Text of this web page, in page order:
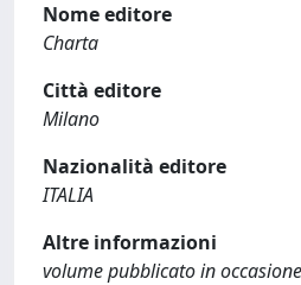
Nome editore
Charta
Città editore
Milano
Nazionalità editore
ITALIA
Altre informazioni
volume pubblicato in